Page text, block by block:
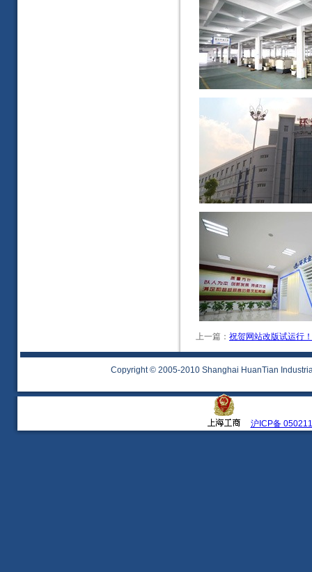
上一篇： 祝贺网站改版试运行！
Copyright © 2005-2010 Shanghai HuanTian
沪ICP备